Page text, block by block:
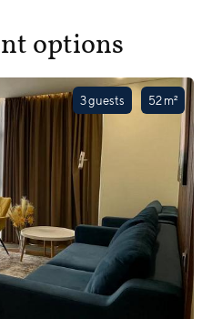
options
3 guests 52 m²